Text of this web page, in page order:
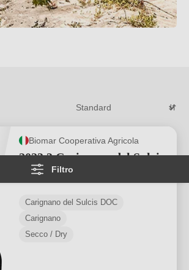
Filtro
Biomar Cooperativa Agricola
2023 3 Carignano del Sulcis
DOC
Carignano del Sulcis DOC
Carignano
Secco / Dry